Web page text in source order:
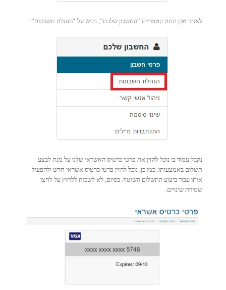
לאחר מכן תחת קטגוריית “החשבון שלכם”, נקיש על “הנהלת חשבונות”:
נקבל עמוד בו נוכל להזין את פרטי כרטיס האשראי שלנו על מנת לבצע
תשלום באמצעותו. כמו כן, נוכל להזין פרטי כרטיס אשראי חדש ולהפעיל
אותו עבור ביצוע התשלום השוטף. בסיום, לא לשכוח ללחוץ על לחצן
שמירת שינויים: